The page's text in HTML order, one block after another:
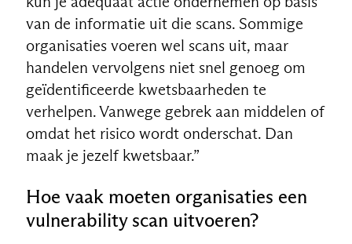
van de informatie uit die scans. Sommige
organisaties voeren wel scans uit, maar
handelen vervolgens niet snel genoeg om
geïdentificeerde kwetsbaarheden te
verhelpen. Vanwege gebrek aan middelen of
omdat het risico wordt onderschat. Dan
maak je jezelf kwetsbaar.”
Hoe vaak moeten organisaties een
vulnerability scan uitvoeren?